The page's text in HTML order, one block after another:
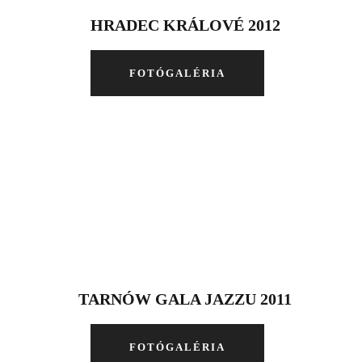
HRADEC KRÁLOVÉ 2012
FOTÓGALÉRIA
TARNÓW GALA JAZZU 2011
FOTÓGALÉRIA